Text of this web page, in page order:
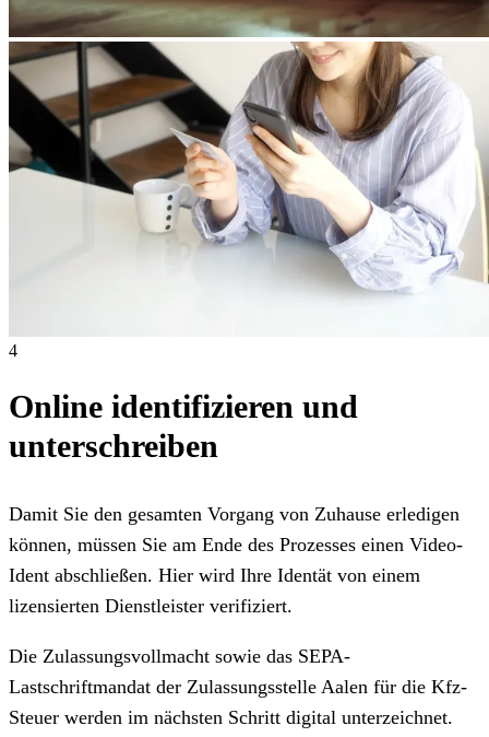
4
Online identifizieren und
unterschreiben
Damit Sie den gesamten Vorgang von Zuhause erledigen
können, müssen Sie am Ende des Prozesses einen Video-
Ident abschließen. Hier wird Ihre Identät von einem
lizensierten Dienstleister verifiziert.
Die Zulassungsvollmacht sowie das SEPA-
Lastschriftmandat der Zulassungsstelle Aalen für die Kfz-
Steuer werden im nächsten Schritt digital unterzeichnet.